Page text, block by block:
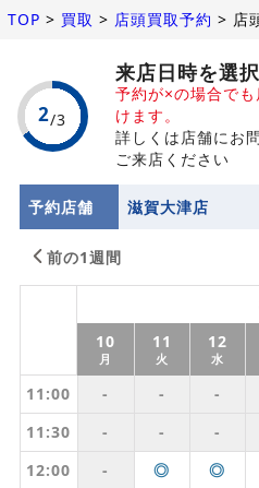
TOP > 買取 > 店頭買取予約 > 店
来店日時を選
予約が×の場合で
けます。
詳しくは店舗にお
ご来店ください
予約店舗 滋賀大津店
前の1週間
10
月
11
火
12
水
11:00 - - -
11:30
- - -
12:00
- ◎ ◎